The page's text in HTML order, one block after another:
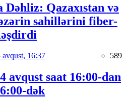
Dəhliz: Qazaxıstan və
sahillərini fiber-
avqust, 16:37 589
avqust saat 16:00-dan
dək